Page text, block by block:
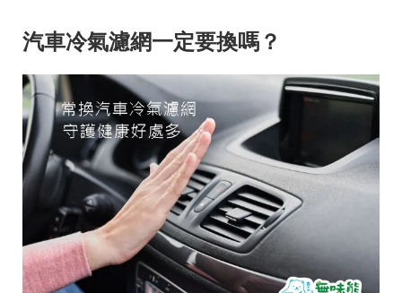
汽車冷氣濾網一定要換嗎？